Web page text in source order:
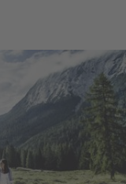
consigli e
soggiorno,